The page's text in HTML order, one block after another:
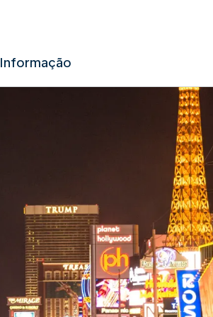
Informação